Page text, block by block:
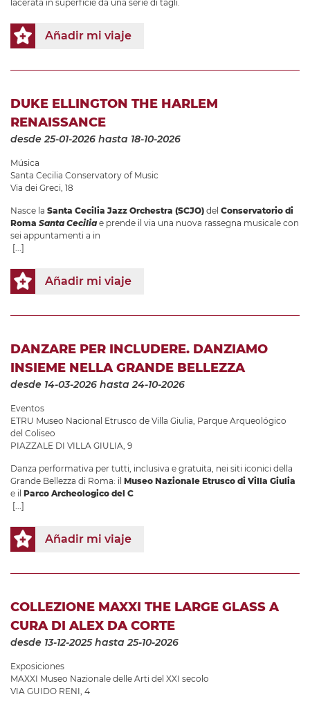
lacerata in superficie da una serie di tagli.
Añadir mi viaje
DUKE ELLINGTON THE HARLEM
RENAISSANCE
desde 25-01-2026 hasta 18-10-2026
Música
Santa Cecilia Conservatory of Music
Via dei Greci, 18
Nasce la Santa Cecilia Jazz Orchestra (SCJO) del Conservatorio di
Roma Santa Ceciliae prende il via una nuova rassegna musicale con
sei appuntamenti a in
[...]
Añadir mi viaje
DANZARE PER INCLUDERE. DANZIAMO
INSIEME NELLA GRANDE BELLEZZA
desde 14-03-2026 hasta 24-10-2026
Eventos
ETRU Museo Nacional Etrusco de Villa Giulia, Parque Arqueológico
del Coliseo
PIAZZALE DI VILLA GIULIA, 9
Danza performativa per tutti, inclusiva e gratuita, nei siti iconici della
Grande Bellezza di Roma: il Museo Nazionale Etrusco di Villa Giulia
e il Parco Archeologico del C
[...]
Añadir mi viaje
COLLEZIONE MAXXI THE LARGE GLASS A
CURA DI ALEX DA CORTE
desde 13-12-2025hasta 25-10-2026
Exposiciones
MAXXI Museo Nazionale delle Arti del XXI secolo
VIA GUIDO RENI, 4